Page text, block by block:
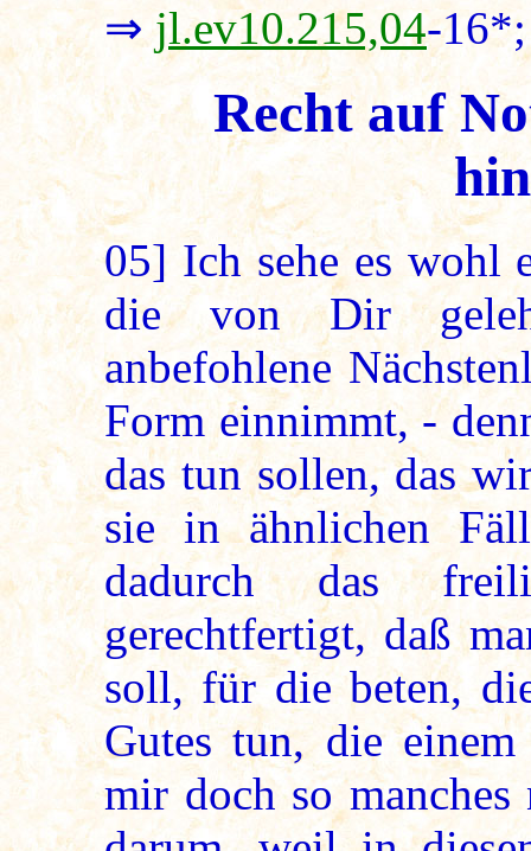
⇒ jl.ev10.215,04-
Recht auf
05] Ich sehe es wohl
die von Dir
anbefohlene
Form einnimmt, -
das tun sollen, das
sie in ähnlichen
dadurch das
gerechtfertigt, daß
soll, für die beten,
Gutes tun, die
mir doch so manches